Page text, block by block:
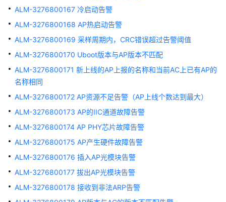
警
ALM-
303046674
PD
地
先
通
过
获
取
的
ALM-3276800167 冷启动告警
ALM-3276800168 AP热启动告警
ALM-3276800169 采样周期内，CRC错误超过告警阈值
ALM-3276800170 Uboot版本与AP版本不匹配
ALM-3276800171 新上线的AP上报的名称和当前AC上已有AP的
名称相同
ALM-3276800172 AP资源不足告警（AP上线个数达到最大）
ALM-3276800173 AP的IIC通道故障告警
ALM-3276800174 AP PHY芯片故障告警
ALM-3276800175 AP产生硬件故障告警
ALM-3276800176 插入AP光模块告警
ALM-3276800177 拔出AP光模块告警
ALM-3276800178 接收到非法ARP告警